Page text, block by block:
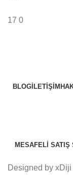
17 0
BLOG İLETIŞIM
MESAFELI SATIŞ
Designed by xDiji